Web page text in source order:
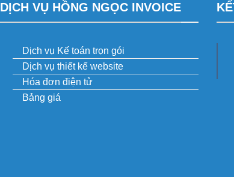
DỊCH VỤ HỒNG NGỌC INVOICE
Dịch vụ Kế toán trọn gói
Dịch vụ thiết kế website
Hóa đơn điện tử
Bảng giá